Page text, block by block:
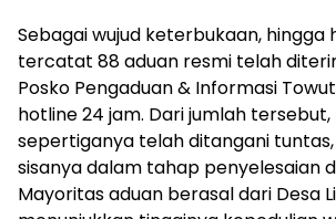
Sebagai wujud keterbukaan, hingga
tercatat 88 aduan resmi telah
Posko Pengaduan & Informasi
hotline 24 jam. Dari jumlah
sepertiganya telah ditangani
sisanya dalam tahap penyelesaian
Mayoritas aduan berasal dari Desa